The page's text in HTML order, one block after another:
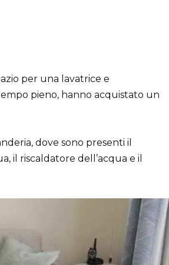
per una lavatrice e
pieno, hanno acquistato un
dove sono presenti il
il riscaldatore dell’acqua e il